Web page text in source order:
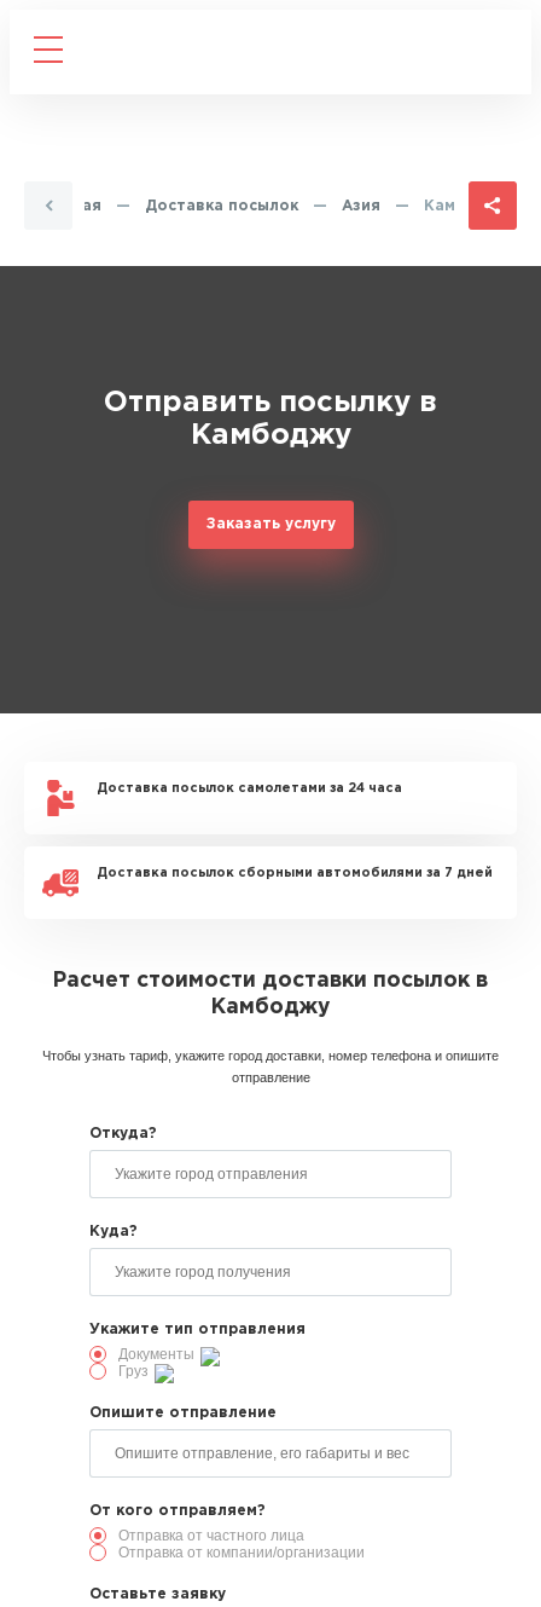
Главная — Доставка посылок — Азия — Камбоджа
Отправить посылку в
Камбоджу
Заказать услугу
Доставка посылок самолетами за 24 часа
Доставка посылок сборными автомобилями за 7 дней
Расчет стоимости доставки посылок в
Камбоджу
Чтобы узнать тариф, укажите город доставки, номер телефона и опишите
отправление
Откуда?
Куда?
Укажите тип отправления
Документы
Груз
Опишите отправление
От кого отправляем?
Отправка от частного лица
Отправка от компании/организации
Оставьте заявку